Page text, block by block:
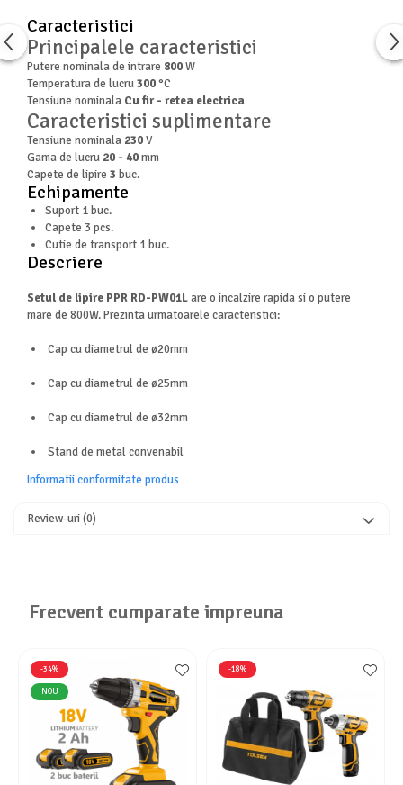
Motoburghiu/Foreza pamant
Pachete Incorporabile
Pirostrii & Arzatoare
Plasa umbrire
Pompe de stropit
Radiatoare
Semanatoare,Plantatoare
Sere
Sobe pe gaz & electrice
Aspiratoare
Unelte Gradinarit
Ventilatoare & Sisteme Racire
Aparate de aer conditionat
Zootehnie
Foarfeci tuns oi
Incubatoare oua
Caracteristici
Principalele caracteristici
Putere nominala de intrare 800W
Temperatura de lucru300°C
Tensiune nominala Cu fir - retea electrica
Caracteristici suplimentare
Tensiune nominala 230V
Gama de lucru 20 - 40mm
Capete de lipire 3 buc.
Echipamente
Suport 1 buc.
Capete 3 pcs.
Cutie de transport 1 buc.
Descriere
Setul de lipire PPR RD-PW01Lare o incalzire rapida si o putere
mare de 800W. Prezinta urmatoarele caracteristici:
Cap cu diametrul de ø20mm
Cap cu diametrul de ø25mm
Cap cu diametrul de ø32mm
Stand de metal convenabil
Informatii conformitate produs
Review-uri(0)
Frecvent cumparate impreuna
-34%
NOU
-18%